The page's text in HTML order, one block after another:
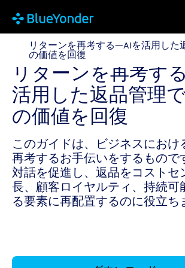
リターンを再考する—AIを活用した返
リターンを再考する—AIを活用した
の価値を回復
リターンを再考す
活用した返品管理
の価値を回復
このガイドは、ビジネスにおけ
再考するお手伝いをするもので
対話を促進し、返品をコストセ
長、顧客ロイヤルティ、持続可
る要素に再配置するのに役立ち